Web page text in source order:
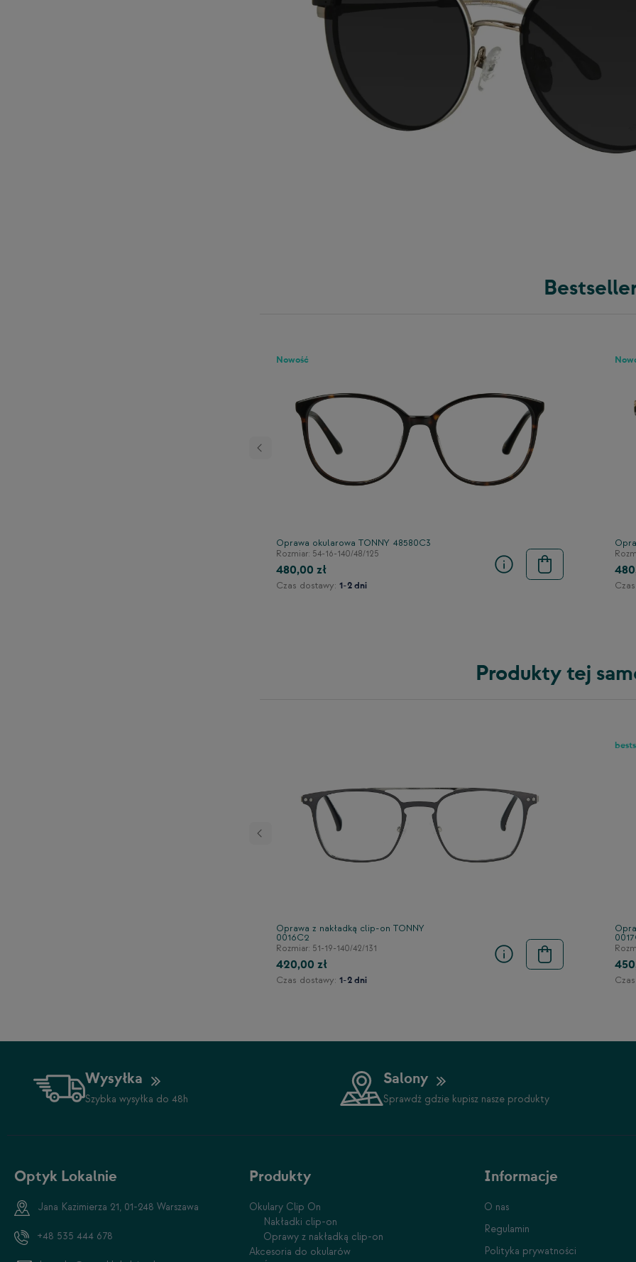
Nowość
Oprawa okularowa TONNY 48580C3
Rozmiar: 54-16-140/48/125
480,00 zł
Czas dostawy: 1-2 dni
Produkty tej
Oprawa z nakładką clip-on TONNY
0016C2
Rozmiar: 51-19-140/42/131
420,00 zł
Czas dostawy: 1-2 dni
Wysyłka
Szybka wysyłka do 48h
Salony
Sprawdź gdzie kupisz nasze produkty
Optyk Lokalnie
Jana Kazimierza 21, 01-248 Warszawa
+48 535 444 678
Produkty
Okulary Clip On
Nakładki clip-on
Oprawy z nakładką clip-on
Akcesoria do okularów
Informacje
O nas
Regulamin
Polityka prywatności